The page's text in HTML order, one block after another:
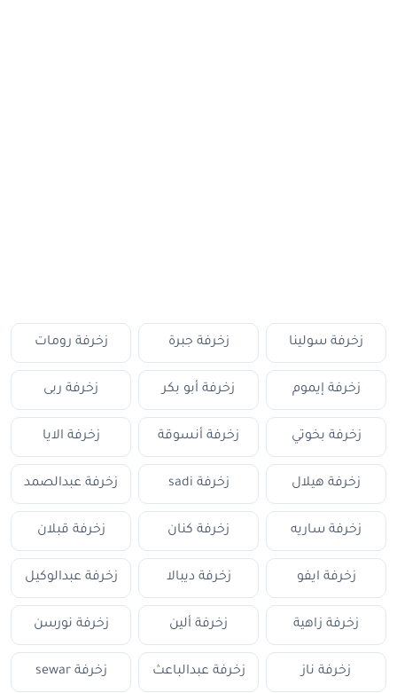
زخرفة سولينا زخرفة جبرة زخرفة رومات
زخرفة إيموم زخرفة أبو بكر زخرفة ربى
زخرفة بخوتي زخرفة أنسوقة زخرفة الايا
زخرفة هيلال زخرفة sadi زخرفة عبدالصمد
زخرفة ساريه زخرفة كنان زخرفة قبلان
زخرفة ايفو زخرفة ديبالا زخرفة عبدالوكيل
زخرفة زاهية زخرفة ألين زخرفة نورسن
زخرفة ناز زخرفة عبدالباعث زخرفة sewar